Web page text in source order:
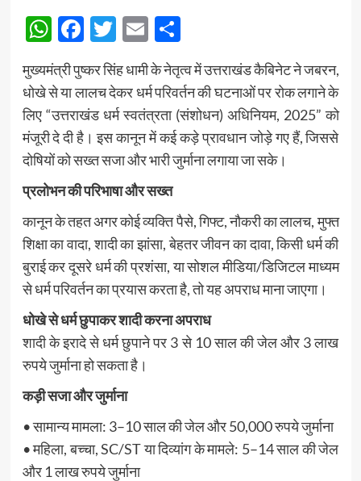
WhatsApp
Facebook
Twitter
EmailShare
मुख्यमंत्री पुष्कर सिंह धामी के नेतृत्व में उत्तराखंड कैबिनेट ने जबरन,
धोखे से या लालच देकर धर्म परिवर्तन की घटनाओं पर रोक लगाने के
लिए “उत्तराखंड धर्म स्वतंत्रता (संशोधन) अधिनियम, 2025” को
मंजूरी दे दी है। इस कानून में कई कड़े प्रावधान जोड़े गए हैं, जिससे
दोषियों को सख्त सजा और भारी जुर्माना लगाया जा सके।
प्रलोभन की परिभाषा और सख्त
कानून के तहत अगर कोई व्यक्ति पैसे, गिफ्ट, नौकरी का लालच, मुफ्त
शिक्षा का वादा, शादी का झांसा, बेहतर जीवन का दावा, किसी धर्म की
बुराई कर दूसरे धर्म की प्रशंसा, या सोशल मीडिया/डिजिटल माध्यम
से धर्म परिवर्तन का प्रयास करता है, तो यह अपराध माना जाएगा।
धोखे से धर्म छुपाकर शादी करना अपराध
शादी के इरादे से धर्म छुपाने पर 3 से 10 साल की जेल और 3 लाख
रुपये जुर्माना हो सकता है।
कड़ी सजा और जुर्माना
• सामान्य मामला: 3–10 साल की जेल और 50,000 रुपये जुर्माना
• महिला, बच्चा, SC/ST या दिव्यांग के मामले: 5–14 साल की जेल
और 1 लाख रुपये जुर्माना